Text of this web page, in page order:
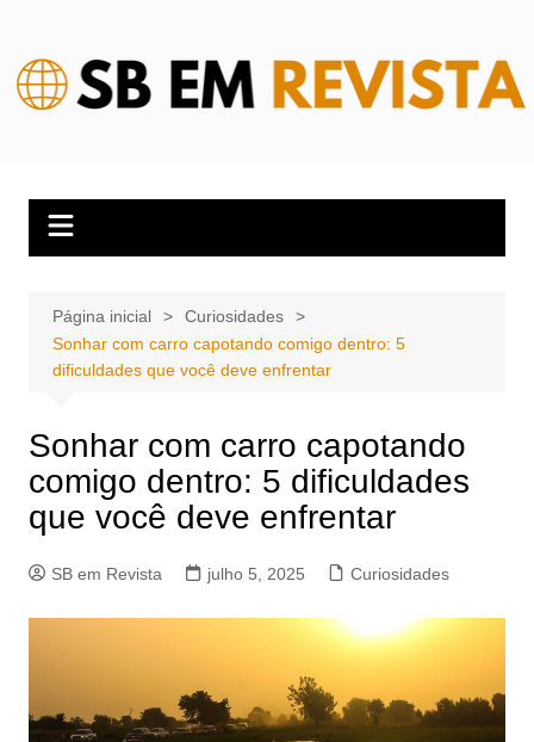
conteúdo
Página inicial
Curiosidades
Sonhar com carro capotando comigo dentro: 5
dificuldades que você deve enfrentar
Sonhar com carro capotando
comigo dentro: 5 dificuldades
que você deve enfrentar
SB em Revista julho 5, 2025 Curiosidades